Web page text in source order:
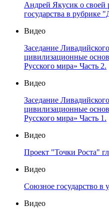
Андрей Якусик о своей
государства в рубрике
Видео
Заседание
цивилизационные
Русского мира» Часть 2.
Видео
Заседание
цивилизационные
Русского мира» Часть 1.
Видео
Проект "Точки Роста"
Видео
Союзное государство в
Видео